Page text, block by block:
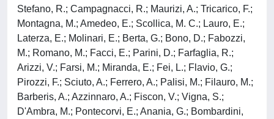
Stefano, R.; Campagnacci, R.; Maurizi, A.; Tricarico, F.;
Montagna, M.; Amedeo, E.; Scollica, M. C.; Lauro, E.;
Laterza, E.; Molinari, E.; Berta, G.; Bono, D.; Fabozzi,
M.; Romano, M.; Facci, E.; Parini, D.; Farfaglia, R.;
Arizzi, V.; Farsi, M.; Miranda, E.; Fei, L.; Flavio, G.;
Pirozzi, F.; Sciuto, A.; Ferrero, A.; Palisi, M.; Filauro, M.;
Barberis, A.; Azzinnaro, A.; Fiscon, V.; Vigna, S.;
D'Ambra, M.; Pontecorvi, E.; Anania, G.; Bombardini,